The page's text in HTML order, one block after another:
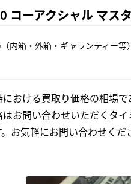
コーアクシャル マ
内箱・外箱・ギャランティー等）
おける買取り価格の相場
お問い合わせいただくタ
お気軽にお問い合わせくだ